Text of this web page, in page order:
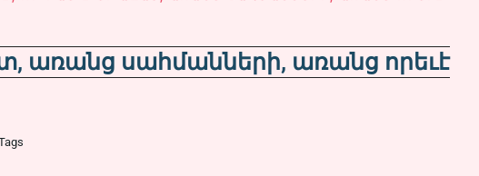
առանց սահմանների, առանց որեւէ